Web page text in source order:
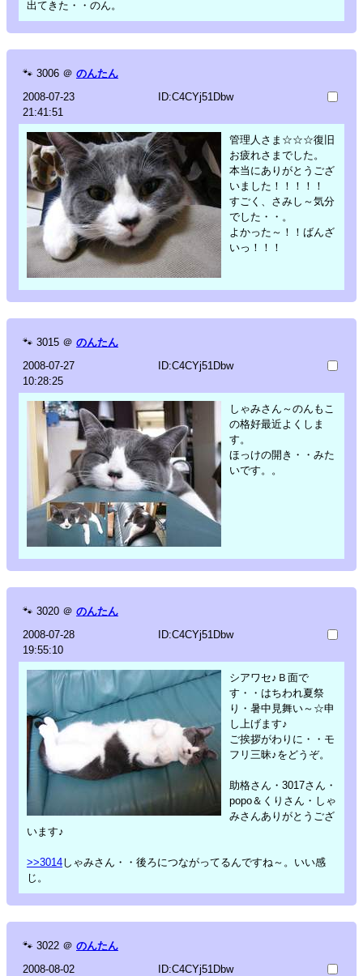
出てきた・・のん。
🐾 3006 ＠ のんたん
2008-07-23
21:41:51
ID:C4CYj51Dbw
管理人さま☆☆☆復旧
お疲れさまでした。
本当にありがとうござ
いました！！！！！
すごく、さみし～気分
でした・・。
よかった～！！ばんざ
いっ！！！
🐾 3015 ＠ のんたん
2008-07-27
10:28:25
ID:C4CYj51Dbw
しゃみさん～のんもこ
の格好最近よくしま
す。
ほっけの開き・・みた
いです。。
🐾 3020 ＠ のんたん
2008-07-28
19:55:10
ID:C4CYj51Dbw
シアワセ♪Ｂ面で
す・・はちわれ夏祭
り・暑中見舞い～☆申
し上げます♪
ご挨拶がわりに・・モ
フリ三昧♪をどうぞ。
助格さん・3017さん・
popo＆くりさん・しゃ
みさんありがとうござ
います♪
>>3014しゃみさん・・後ろにつながってるんですね～。いい感
じ。
🐾 3022 ＠ のんたん
2008-08-02
ID:C4CYj51Dbw